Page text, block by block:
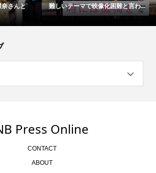
さんと
難しいテーマで映像化困難と言わ...
Press Online
CONTACT
ABOUT